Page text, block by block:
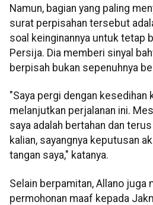
Namun, bagian yang paling
surat perpisahan tersebut
soal keinginannya untuk tetap
Persija. Dia memberi sinyal
berpisah bukan sepenuhnya
"Saya pergi dengan kesedihan
melanjutkan perjalanan ini.
saya adalah bertahan dan
kalian, sayangnya keputusan
tangan saya," katanya.
Selain berpamitan, Allano juga
permohonan maaf kepada